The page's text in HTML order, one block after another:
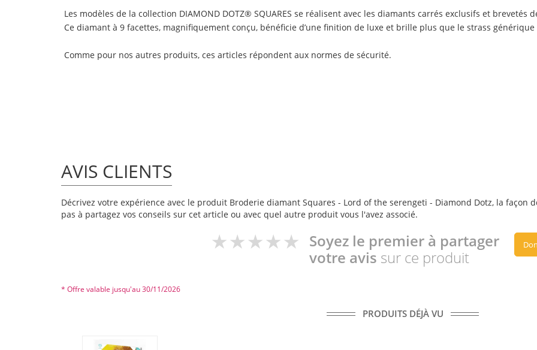
Les modèles de la collection DIAMOND DOTZ® SQUARES se réalisent avec les diamants carrés exclusifs et brevetés
Ce diamant à 9 facettes, magnifiquement conçu, bénéficie d’une finition de luxe et brille plus que le strass
Comme pour nos autres produits, ces articles répondent aux normes de sécurité.
AVIS CLIENTS
Décrivez votre expérience avec le produit Broderie diamant Squares - Lord of the serengeti - Diamond Dotz, la façon
pas à partagez vos conseils sur cet article ou avec quel autre produit vous l'avez associé.
Soyez le premier à partager
votre avis sur ce produit
* Offre valable jusqu'au 30/11/2026
PRODUITS DÉJÀ VU